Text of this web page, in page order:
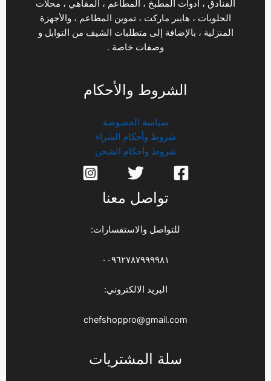
الفنادق ، أدوات المطبخ ، المطاعم ، المقاهي ، محلات
الحلويات ، هايبر ماركت ، تموين المطاعم ، والأجهزة
المنزلية ، بالإضافة إلى متطلبات الشيف من التوابل و
وصفات خاصة .
الشروط والأحكام
سياسة الخصوصة
شروط وأحكام الشراء
شروط وأحكام الشحن
تواصل معنا
للتواصل والاستفسارات:
٠٠٩٦٢٧٨٧٩٩٩٩٨١
البريد الالكتروني:
chefshoppro@gmail.com
سلة المشتريات